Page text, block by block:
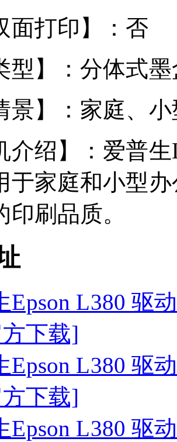
面打印】：否
型】：分体式
景】：家庭、
介绍】：爱普
于家庭和小型
刷品质。
Epson L380 驱
下载]
Epson L380 驱
下载]
Epson L380 驱